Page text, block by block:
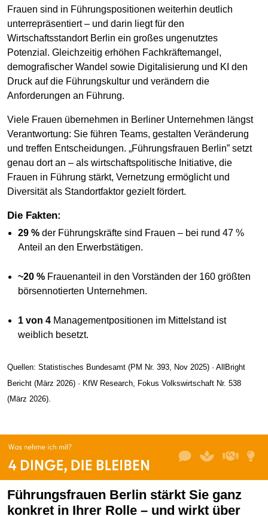
Frauen sind in Führungspositionen weiterhin deutlich
unterrepräsentiert – und darin liegt für den
Wirtschaftsstandort Berlin ein großes ungenutztes
Potenzial. Gleichzeitig erhöhen Fachkräftemangel,
demografischer Wandel sowie Digitalisierung und KI den
Druck auf die Führungskultur und verändern die
Anforderungen an Führung.
Viele Frauen übernehmen in Berliner Unternehmen längst
Verantwortung: Sie führen Teams, gestalten Veränderung
und treffen Entscheidungen. „Führungsfrauen Berlin” setzt
genau dort an – als wirtschaftspolitische Initiative, die
Frauen in Führung stärkt, Vernetzung ermöglicht und
Diversität als Standortfaktor gezielt fördert.
Die Fakten:
29 %der Führungskräfte sind Frauen – bei rund 47 %
Anteil an den Erwerbstätigen.
~20 %Frauenanteil in den Vorständen der 160 größten
börsennotierten Unternehmen.
1 von 4Managementpositionen im Mittelstand ist
weiblich besetzt.
Quellen: Statistisches Bundesamt (PM Nr. 393, Nov 2025) · AllBright
Bericht (März 2026) · KfW Research, Fokus Volkswirtschaft Nr. 538
(März 2026).
Führungsfrauen Berlin stärkt Sie ganz
konkret in Ihrer Rolle – und wirkt über